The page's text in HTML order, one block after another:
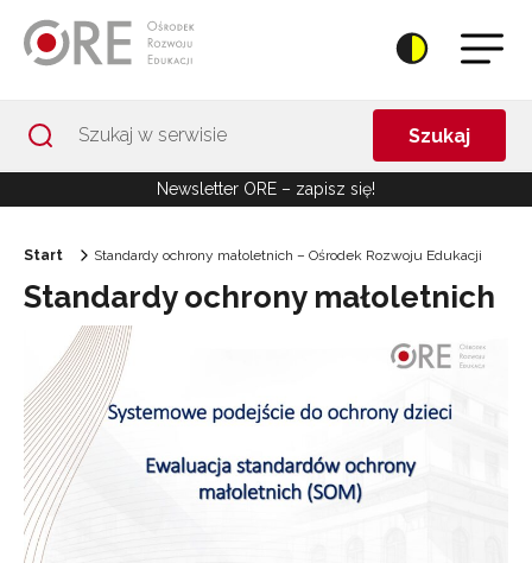
Szukaj
Newsletter ORE – zapisz się!
Start Standardy ochrony małoletnich – Ośrodek Rozwoju Edukacji
Standardy ochrony małoletnich